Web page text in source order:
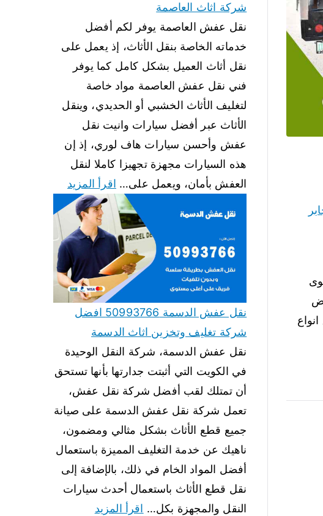
شركة اثاث العاصمة
نقل عفش العاصمة يوفر لكم أفضل
خدماته الخاصة بنقل الأثاث، إذ يعمل على
نقل أثاث العميل بشكل كامل كما يوفر
فني نقل عفش العاصمة مواد خاصة
لتغليف الأثاث الخشبي أو الحديدي، وينقل
الأثاث عبر أفضل سيارات وانيت نقل
عفش وأحسن سيارات هاف لوري، إذ إن
هذه السيارات مجهزة تجهيزا كاملا لنقل
العفش بأمان، ويعمل على… اقرأ المزيد
نقل عفش الدسمة 50993766 افضل
شركة تغليف وتخزين اثاث الدسمة
نقل عفش الدسمة، شركة النقل الوحيدة
في الكويت التي أثبتت جدارتها بأنها تستحق
أن تمتلك لقب أفضل شركة نقل عفش،
تعمل شركة نقل عفش الدسمة على صيانة
جميع قطع الأثاث بشكل مثالي ومضمون،
ناهيك عن خدمة التغليف المميزة باستعمال
أفضل المواد الخام في ذلك، بالإضافة إلى
نقل قطع الأثاث باستعمال أحدث سيارات
النقل والمجهزة بكل… اقرأ المزيد